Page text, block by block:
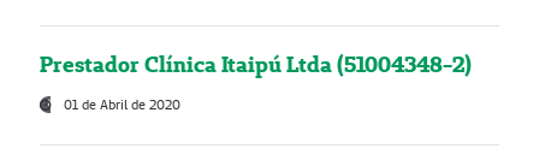
Prestador Clínica Itaipú Ltda (51004348-2)
01 de Abril de 2020